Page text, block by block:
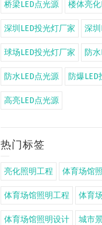
桥梁LED点光源 楼体亮
深圳LED投光灯厂家 深
球场LED投光灯厂家 防
防水LED点光源 防爆LED
高亮LED点光源
热门标签
亮化照明工程 体育场馆
体育场馆照明工程 体育
体育场馆照明设计 城市